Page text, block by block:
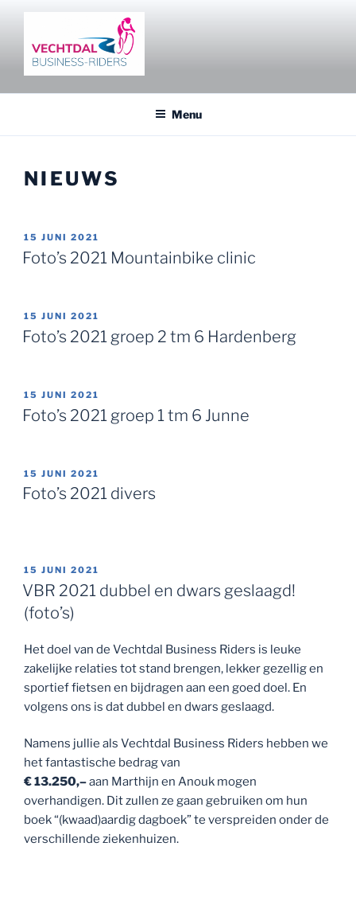
inhoud
VECHTDAL BUSINESS RIDERS
Menu
NIEUWS
GEPLAATST
OP
15 JUNI 2021
Foto’s 2021 Mountainbike clinic
GEPLAATST
OP
15 JUNI 2021
Foto’s 2021 groep 2 tm 6 Hardenberg
GEPLAATST
OP
15 JUNI 2021
Foto’s 2021 groep 1 tm 6 Junne
GEPLAATST
OP
15 JUNI 2021
Foto’s 2021 divers
GEPLAATST
OP
15 JUNI 2021
VBR 2021 dubbel en dwars geslaagd!
(foto’s)
Het doel van de Vechtdal Business Riders is leuke
zakelijke relaties tot stand brengen, lekker gezellig en
sportief fietsen en bijdragen aan een goed doel. En
volgens ons is dat dubbel en dwars geslaagd.
Namens jullie als Vechtdal Business Riders hebben we
het fantastische bedrag van
€ 13.250,–aan Marthijn en Anouk mogen
overhandigen. Dit zullen ze gaan gebruiken om hun
boek “(kwaad)aardig dagboek” te verspreiden onder de
verschillende ziekenhuizen.